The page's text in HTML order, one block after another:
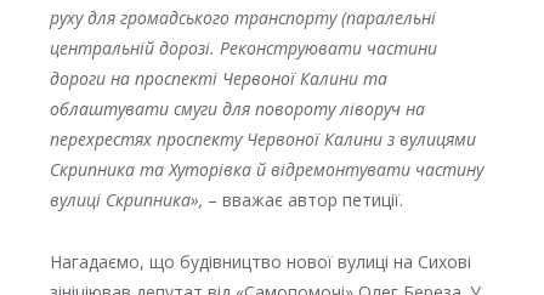
руху для громадського транспорту (паралельні
центральній дорозі. Реконструювати частини
дороги на проспекті Червоної Калини та
облаштувати смуги для повороту ліворуч на
перехрестях проспекту Червоної Калини з вулицями
Скрипника та Хуторівка й відремонтувати частину
вулиці Скрипника», – вважає автор петиції.
Нагадаємо, що будівництво нової вулиці на Сихові